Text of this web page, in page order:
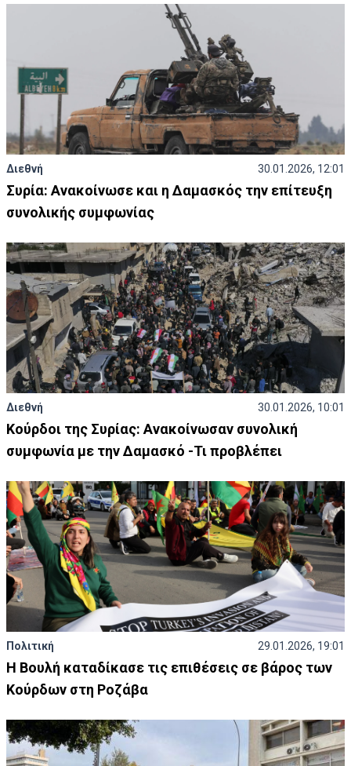
Διεθνή 30.01.2026, 12:01
Συρία: Ανακοίνωσε και η Δαμασκός την επίτευξη
συνολικής συμφωνίας
Διεθνή 30.01.2026, 10:01
Κούρδοι της Συρίας: Ανακοίνωσαν συνολική
συμφωνία με την Δαμασκό -Τι προβλέπει
Πολιτική 29.01.2026, 19:01
Η Βουλή καταδίκασε τις επιθέσεις σε βάρος των
Κούρδων στη Ροζάβα